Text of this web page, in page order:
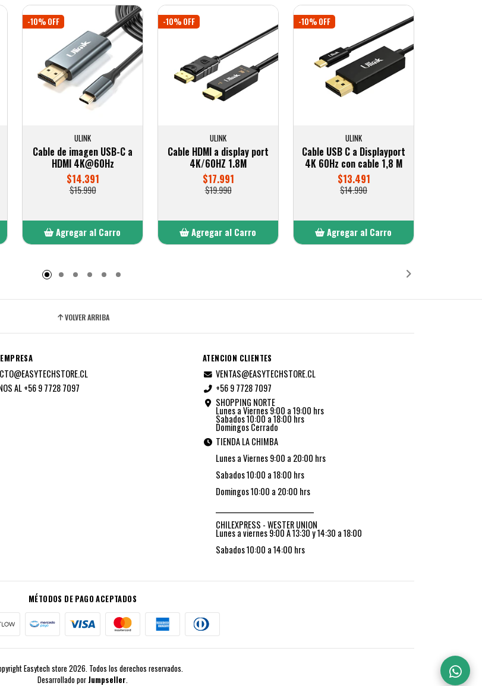
-10% OFF
ULINK
Cable de imagen USB-C a
HDMI 4K@60Hz
$14.391
$15.990
Agregar al Carro
-10% OFF
ULINK
Cable HDMI a display port
4K/60HZ 1.8M
$17.991
$19.990
Agregar al Carro
-10% OFF
ULINK
Cable USB C a Displayport
4K 60Hz con cable 1,8 M
$13.491
$14.990
Agregar al Carro
VOLVER ARRIBA
AL +56 9 7728 7097
ATENCION CLIENTES
VENTAS@EASYTECHSTORE.CL
+56 9 7728 7097
SHOPPING NORTE
Lunes a Viernes 9:00 a 19:00 hrs
Sabados 10:00 a 18:00 hrs
Domingos Cerrado
TIENDA LA CHIMBA
Lunes a Viernes 9:00 a 20:00 hrs
Sabados 10:00 a 18:00 hrs
Domingos 10:00 a 20:00 hrs
CHILEXPRESS - WESTER UNION
Lunes a viernes 9:00 A 13:30 y 14:30 a 18:00
Sabados 10:00 a 14:00 hrs
MÉTODOS DE PAGO ACEPTADOS
Easytech store 2026. Todos los derechos reservados.
Desarrollado por Jumpseller